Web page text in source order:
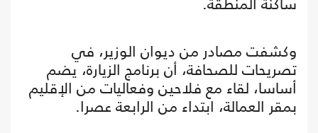
وكشفت مصادر من ديوان الوزير، في
تصريحات للصحافة، أن برنامج الزيارة، يضم
أساسا، لقاء مع فلاحين وفعاليات من الإقليم
بمقر العمالة، ابتداء من الرابعة عصرا.